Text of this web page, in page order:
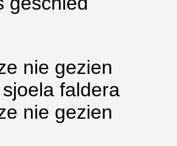
nie gezien
faldera
nie gezien